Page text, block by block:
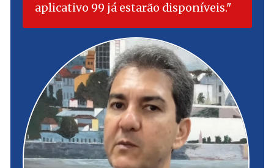
aplicativo 99 já estarão disponíveis.